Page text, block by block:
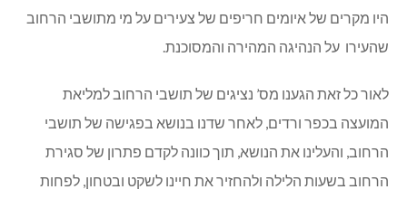
היו מקרים של איומים חריפים של צעירים על מי מתושבי הרחוב
שהעירו על הנהיגה המהירה והמסוכנת.
לאור כל זאת הגענו מס’ נציגים של תושבי הרחוב למליאת
המועצה בכפר ורדים, לאחר שדנו בנושא בפגישה של תושבי
הרחוב, והעלינו את הנושא, תוך כוונה לקדם פתרון של סגירת
הרחוב בשעות הלילה ולהחזיר את חיינו לשקט ובטחון, לפחות